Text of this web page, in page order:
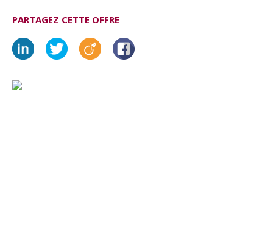
PARTAGEZ CETTE OFFRE